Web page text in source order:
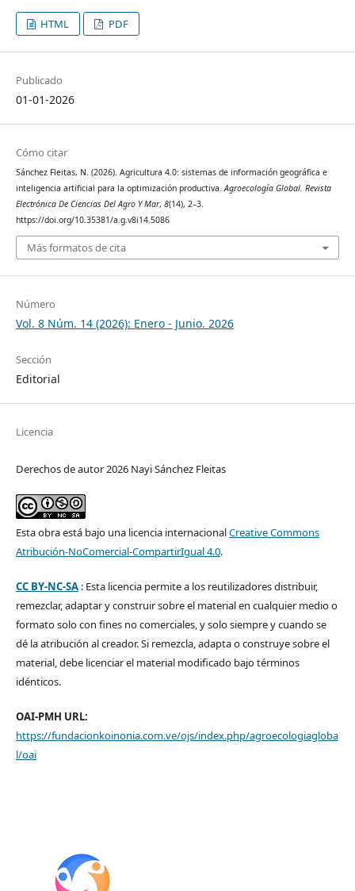
HTML PDF
Publicado
01-01-2026
Cómo citar
Sánchez Fleitas, N. (2026). Agricultura 4.0: sistemas de información geográfica e
inteligencia artificial para la optimización productiva. Agroecología Global. Revista
Electrónica De Ciencias Del Agro Y Mar, 8(14), 2–3.
https://doi.org/10.35381/a.g.v8i14.5086
Más formatos de cita
Número
Vol. 8 Núm. 14 (2026): Enero - Junio. 2026
Sección
Editorial
Licencia
Derechos de autor 2026 Nayi Sánchez Fleitas
Esta obra está bajo una licencia internacionalCreative Commons
Atribución-NoComercial-CompartirIgual 4.0.
CC BY-NC-SA: Esta licencia permite a los reutilizadores distribuir,
remezclar, adaptar y construir sobre el material en cualquier medio o
formato solo con fines no comerciales, y solo siempre y cuando se
dé la atribución al creador. Si remezcla, adapta o construye sobre el
material, debe licenciar el material modificado bajo términos
idénticos.
OAI-PMH URL:
https://fundacionkoinonia.com.ve/ojs/index.php/agroecologiagloba
l/oai